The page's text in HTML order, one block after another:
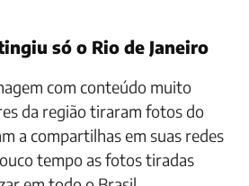
só o Rio de Janeiro
com conteúdo muito
da região tiraram fotos do
a compartilhas em suas redes
tempo as fotos tiradas